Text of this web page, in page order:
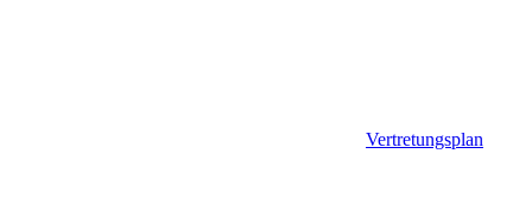
Vertretungsplan